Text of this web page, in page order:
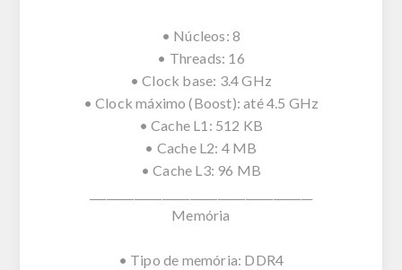
• Núcleos: 8
• Threads: 16
• Clock base: 3.4 GHz
• Clock máximo (Boost): até 4.5 GHz
• Cache L1: 512 KB
• Cache L2: 4 MB
• Cache L3: 96 MB
Memória
• Tipo de memória: DDR4